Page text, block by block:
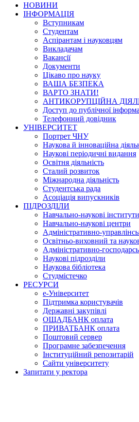
НОВИНИ
ІНФОРМАЦІЯ
Вступникам
Студентам
Аспірантам і науковцям
Викладачам
Вакансії
Документи
Цікаво про науку
ВАША БЕЗПЕКА
ВАРТО ЗНАТИ!
АНТИКОРУПЦІЙНА
Доступ до публічної
Телефонний довідник
УНІВЕРСИТЕТ
Портрет ЧНУ
Наукова й інноваційна
Наукові періодичні видання
Освітня діяльність
Сталий розвиток
Міжнародна діяльність
Студентська рада
Асоціація випускників
ПІДРОЗДІЛИ
Навчально-наукові
Навчально-наукові центри
Адміністративно-
Освітньо-виховний та
Адміністративно-
Наукові підрозділи
Наукова бібліотека
Студмістечко
РЕСУРСИ
е-Університет
Підтримка користувачів
Державні закупівлі
ОЩАДБАНК оплата
ПРИВАТБАНК оплата
Поштовий сервер
Програмне забезпечення
Інституційний репозитарій
Сайти університету
Запитати у ректора